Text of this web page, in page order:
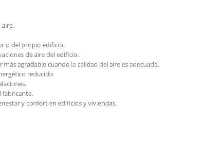
o del propio edificio.
de aire del edificio.
agradable cuando la calidad del aire es adecuada.
reducido.
fabricante.
y confort en edificios y viviendas.